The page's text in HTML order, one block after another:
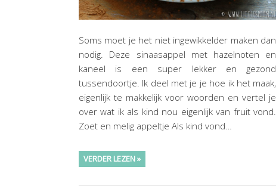
Soms moet je het niet ingewikkelder maken dan
nodig. Deze sinaasappel met hazelnoten en
kaneel is een super lekker en gezond
tussendoortje. Ik deel met je je hoe ik het maak,
eigenlijk te makkelijk voor woorden en vertel je
over wat ik als kind nou eigenlijk van fruit vond.
Zoet en melig appeltje Als kind vond…
VERDER LEZEN »